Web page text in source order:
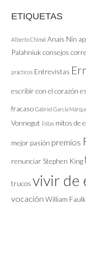
ETIQUETAS
Alberto Chimal Anais Nïn
Palahniukconsejos
prácticos Entrevistas
escribir con el corazón
fracaso Gabriel García
Vonnegut listas mitos de
mejor pasión premios
renunciar Stephen King
trucos vivir de
vocación William